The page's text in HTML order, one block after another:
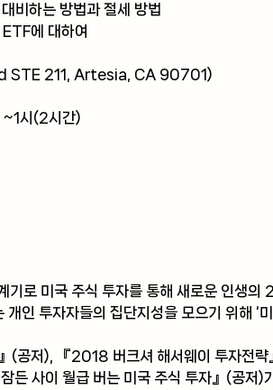
비하는 방법과 절세 방법
에 대하여
STE 211, Artesia, CA 90701)
~1시(2시간)
로 미국 주식 투자를 통해 새로운 인생의
인 투자자들의 집단지성을 모으기 위해 ‘
공저), 『2018 버크셔 해서웨이 투자전략
든 사이 월급 버는 미국 주식 투자』(공저)